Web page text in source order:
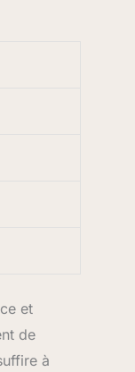
et
de
à